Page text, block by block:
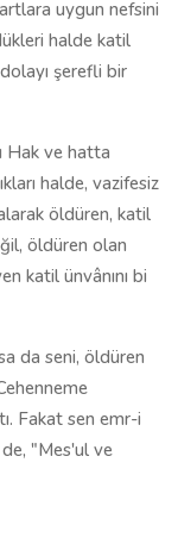
uygun nefsini
halde katil
şerefli bir
Hak ve hatta
halde, vazifesiz
öldüren, katil
öldüren olan
katil ünvânını bi
da seni, öldüren
Fakat sen emr-i
"Mes'ul ve